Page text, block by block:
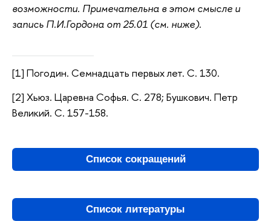
возможности. Примечательна в этом смысле и
запись П.И.Гордона от 25.01 (см. ниже).
[1] Погодин. Семнадцать первых лет. С. 130.
[2] Хьюз. Царевна Софья. С. 278; Бушкович. Петр
Великий. С. 157-158.
Список сокращений
Список литературы